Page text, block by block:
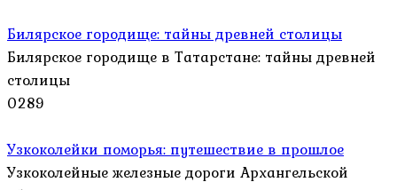
Билярское городище: тайны древней столицы
Билярское городище в Татарстане: тайны древней
столицы
0289
Узкоколейки поморья: путешествие в прошлое
Узкоколейные железные дороги Архангельской